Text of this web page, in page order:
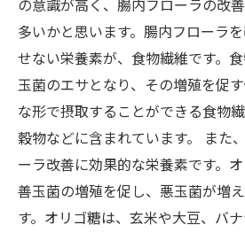
の意識が高く、腸内フローラの改
多いかと思います。腸内フローラ
せない栄養素が、食物繊維です。
玉菌のエサとなり、その増殖を促
な形で摂取することができる食物
穀物などに含まれています。 また
ーラ改善に効果的な栄養素です。
善玉菌の増殖を促し、悪玉菌が増
す。オリゴ糖は、玄米や大豆、バ